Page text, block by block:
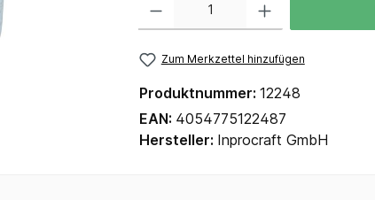
Zum Merkzettel hinzufügen
Produktnummer: 12248
EAN: 4054775122487
Hersteller: Inprocraft GmbH